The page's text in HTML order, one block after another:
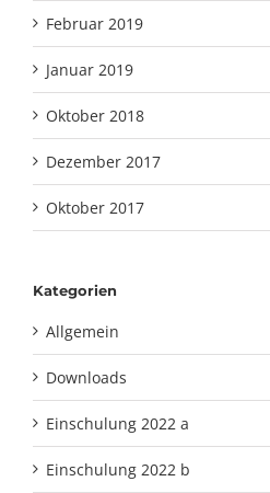
Februar 2019
Januar 2019
Oktober 2018
Dezember 2017
Oktober 2017
Kategorien
Allgemein
Downloads
Einschulung 2022 a
Einschulung 2022 b